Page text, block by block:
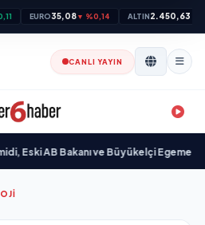
EURO35,08▼ %0,14 ALTIN2.450,63
CANLI YAYIN
AB Bakanı ve Büyükelçi Egemen